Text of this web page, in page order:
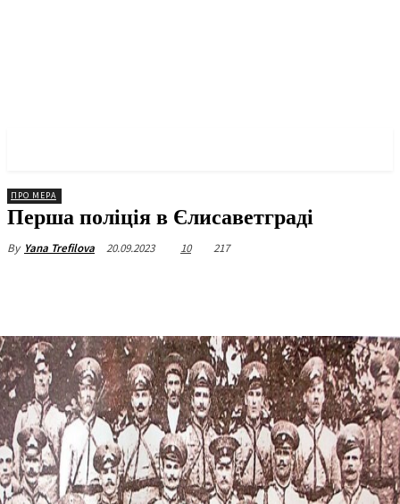
ПРО МЕРА
Перша поліція в Єлисаветграді
By Yana Trefilova 20.09.2023 10 217